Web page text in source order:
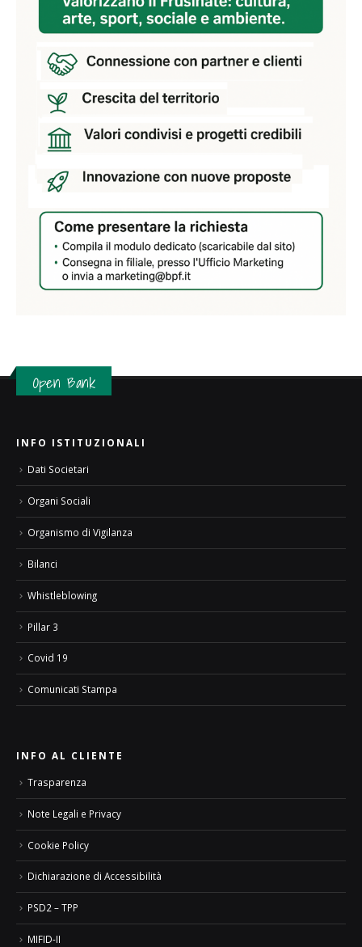
Open Bank
INFO ISTITUZIONALI
Dati Societari
Organi Sociali
Organismo di Vigilanza
Bilanci
Whistleblowing
Pillar 3
Covid 19
Comunicati Stampa
INFO AL CLIENTE
Trasparenza
Note Legali e Privacy
Cookie Policy
Dichiarazione di Accessibilità
PSD2 – TPP
MIFID-II